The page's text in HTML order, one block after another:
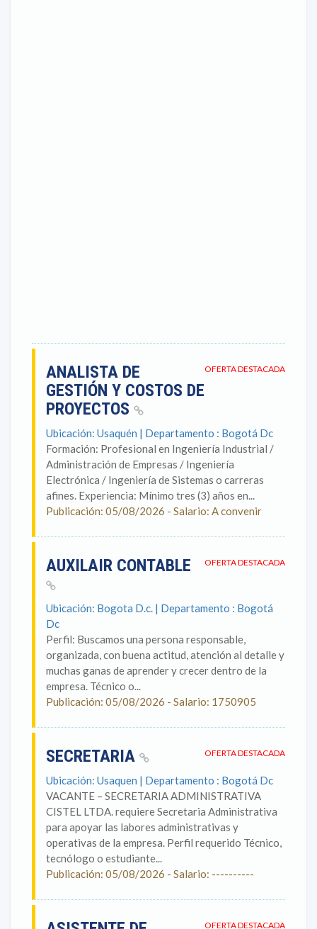
OFERTA DESTACADA
ANALISTA DE
GESTIÓN Y COSTOS DE
PROYECTOS
Ubicación: Usaquén | Departamento : Bogotá Dc
Formación: Profesional en Ingeniería Industrial /
Administración de Empresas / Ingeniería
Electrónica / Ingeniería de Sistemas o carreras
afines. Experiencia: Mínimo tres (3) años en...
Publicación: 05/08/2026 - Salario: A convenir
OFERTA DESTACADA
AUXILAIR CONTABLE
Ubicación: Bogota D.c. | Departamento : Bogotá
Dc
Perfil: Buscamos una persona responsable,
organizada, con buena actitud, atención al detalle y
muchas ganas de aprender y crecer dentro de la
empresa. Técnico o...
Publicación: 05/08/2026 - Salario: 1750905
OFERTA DESTACADA
SECRETARIA
Ubicación: Usaquen | Departamento : Bogotá Dc
VACANTE – SECRETARIA ADMINISTRATIVA
CISTEL LTDA. requiere Secretaria Administrativa
para apoyar las labores administrativas y
operativas de la empresa. Perfil requerido Técnico,
tecnólogo o estudiante...
Publicación: 05/08/2026 - Salario: ----------
OFERTA DESTACADA